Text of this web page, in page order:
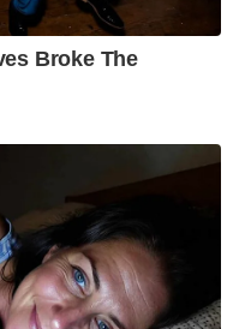
Broke The